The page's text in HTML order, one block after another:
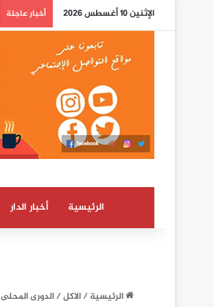
الإثنين 10 أغسطس 2026 أخبار عاجلة
الرئيسية أخبار الدار
الرئيسية/الاكل/الدورى المحلى